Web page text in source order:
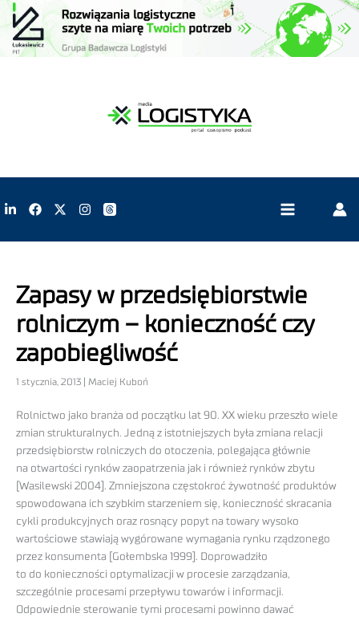
Zapasy w przedsiębiorstwie
rolniczym – konieczność czy
zapobiegliwość
1 stycznia, 2013 | Maciej Kuboń
Rolnictwo jako branża od początku lat 90. XX wieku przeszło wiele
zmian strukturalnych. Jedną z istotniejszych była zmiana relacji
przedsiębiorstw rolniczych do otoczenia, polegająca głównie
na otwartości rynków zaopatrzenia jak i również rynków zbytu
[Wasilewski 2004]. Zmniejszona częstokroć żywotność produktów
spowodowana ich szybkim starzeniem się, konieczność skracania
cykli produkcyjnych oraz rosnący popyt na towary wysoko
wartościowe stawiają wygórowane wymagania rynku rządzonego
przez konsumenta [Gołembska 1999]. Doprowadziło
to do konieczności optymalizacji w procesie zarządzania,
szczególnie procesami przepływu towarów i informacji.
Odpowiednie sterowanie tymi procesami powinno dawać